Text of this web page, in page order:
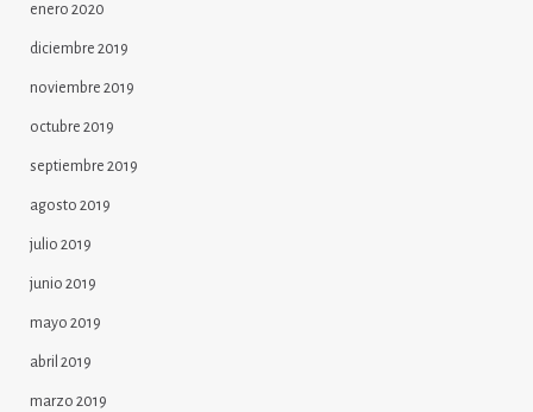
enero 2020
diciembre 2019
noviembre 2019
octubre 2019
septiembre 2019
agosto 2019
julio 2019
junio 2019
mayo 2019
abril 2019
marzo 2019